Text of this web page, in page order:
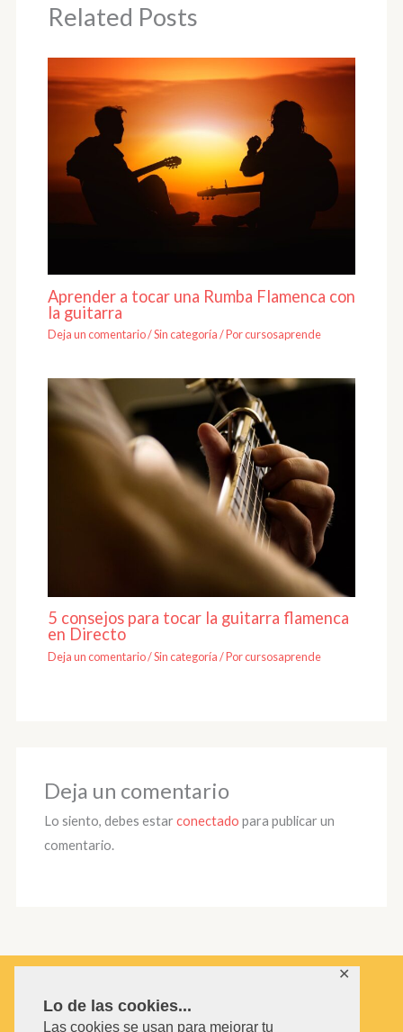
Lo de las cookies...
Las cookies se usan para mejorar tu
✕
Related Posts
Aprender a tocar una Rumba Flamenca con
la guitarra
Deja un comentario/Sin categoría/ Porcursosaprende
5 consejos para tocar la guitarra flamenca
en Directo
Deja un comentario/Sin categoría/ Porcursosaprende
Deja un comentario
Lo siento, debes estarconectado para publicar un
comentario.